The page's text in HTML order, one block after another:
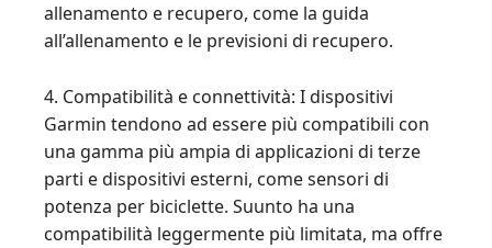
allenamento e recupero, come la guida
all’allenamento e le previsioni di recupero.
4. Compatibilità e connettività: I dispositivi
Garmin tendono ad essere più compatibili con
una gamma più ampia di applicazioni di terze
parti e dispositivi esterni, come sensori di
potenza per biciclette. Suunto ha una
compatibilità leggermente più limitata, ma offre